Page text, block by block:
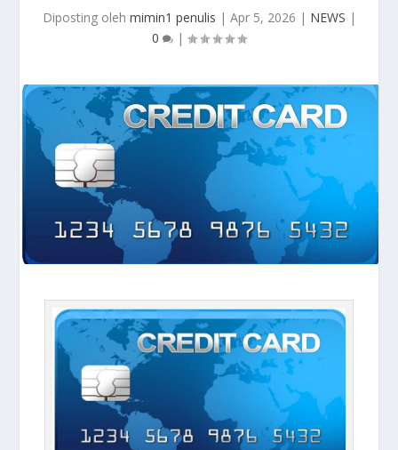
Diposting oleh mimin1 penulis | Apr 5, 2026 | NEWS |
0
|